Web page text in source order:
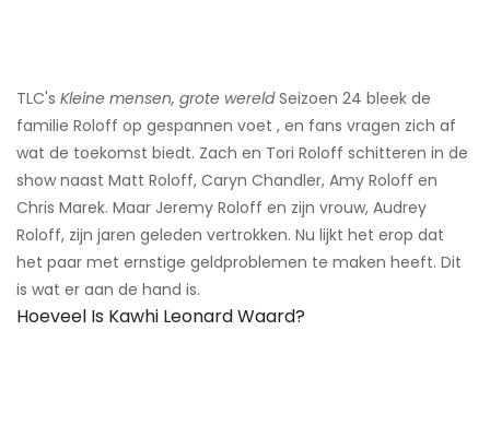
TLC's Kleine mensen, grote wereldSeizoen 24 bleek de
familie Roloff op gespannen voet , en fans vragen zich af
wat de toekomst biedt. Zach en Tori Roloff schitteren in de
show naast Matt Roloff, Caryn Chandler, Amy Roloff en
Chris Marek. Maar Jeremy Roloff en zijn vrouw, Audrey
Roloff, zijn jaren geleden vertrokken. Nu lijkt het erop dat
het paar met ernstige geldproblemen te maken heeft. Dit
is wat er aan de hand is.
Hoeveel Is Kawhi Leonard Waard?